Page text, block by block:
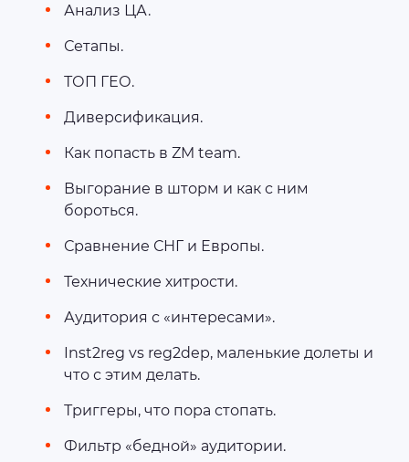
Анализ ЦА.
Сетапы.
ТОП ГЕО.
Диверсификация.
Как попасть в ZM team.
Выгорание в шторм и как с ним
бороться.
Сравнение СНГ и Европы.
Технические хитрости.
Аудитория с «интересами».
Inst2reg vs reg2dep, маленькие долеты и
что с этим делать.
Триггеры, что пора стопать.
Фильтр «бедной» аудитории.